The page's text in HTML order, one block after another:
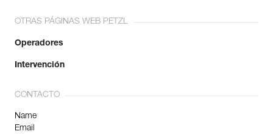
OTRAS PÁGINAS WEB PETZL
Operadores
Intervención
CONTACTO
Name
Email